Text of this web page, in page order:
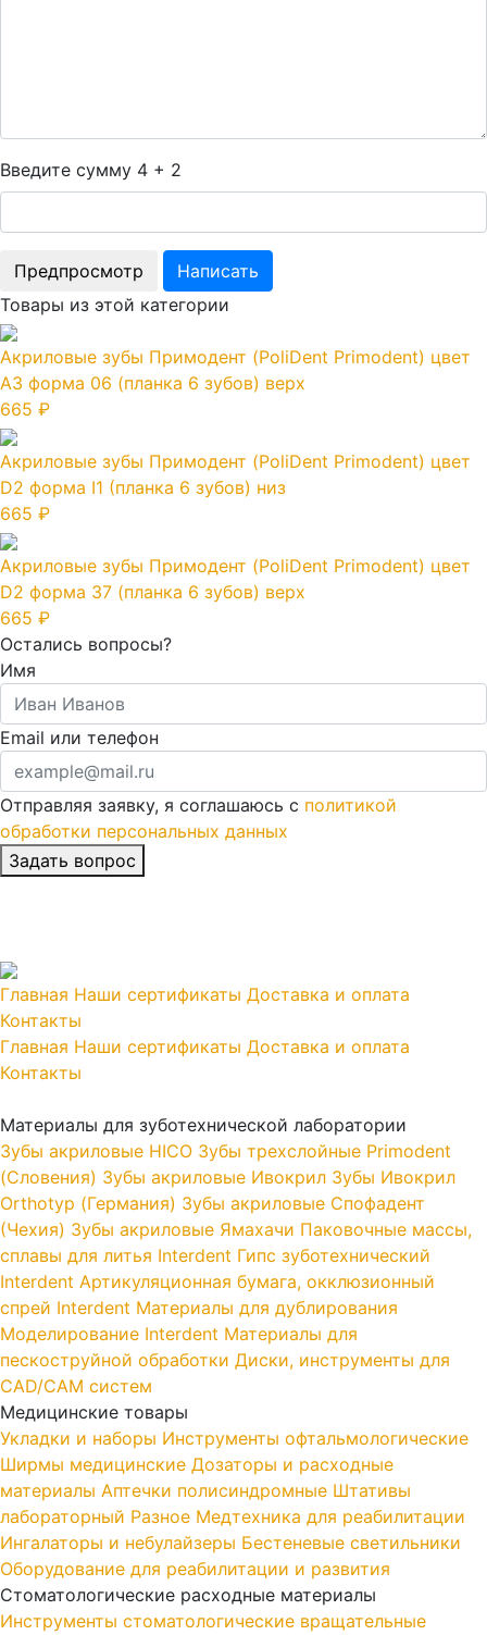
Введите сумму 4 + 2
Товары из этой категории
Акриловые зубы Примодент (PoliDent Primodent) цвет
А3 форма 06 (планка 6 зубов) верх
665 ₽
Акриловые зубы Примодент (PoliDent Primodent) цвет
D2 форма I1 (планка 6 зубов) низ
665 ₽
Акриловые зубы Примодент (PoliDent Primodent) цвет
D2 форма 37 (планка 6 зубов) верх
665 ₽
Остались вопросы?
Имя
Email или телефон
Отправляя заявку, я соглашаюсь с политикой
обработки персональных данных
Главная Наши сертификаты Доставка и оплата
Контакты
Главная Наши сертификаты Доставка и оплата
Контакты
Материалы для зуботехнической лаборатории
Зубы акриловые HICO Зубы трехслойные Primodent
(Словения) Зубы акриловые Ивокрил Зубы Ивокрил
Orthotyp (Германия) Зубы акриловые Спофадент
(Чехия) Зубы акриловые Ямахачи Паковочные массы,
сплавы для литья Interdent Гипс зуботехнический
Interdent Артикуляционная бумага, окклюзионный
спрей Interdent Материалы для дублирования
Моделирование Interdent Материалы для
пескоструйной обработки Диски, инструменты для
CAD/CAM систем
Медицинские товары
Укладки и наборы Инструменты офтальмологические
Ширмы медицинские Дозаторы и расходные
материалы Аптечки полисиндромные Штативы
лабораторный Разное Медтехника для реабилитации
Ингалаторы и небулайзеры Бестеневые светильники
Оборудование для реабилитации и развития
Стоматологические расходные материалы
Инструменты стоматологические вращательные